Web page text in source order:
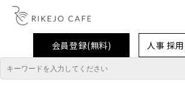
会員登録(無料) 人事 採